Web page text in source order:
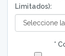
Limitados):
*